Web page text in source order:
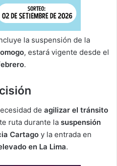
la suspensión de la
, estará vigente desde el
.
de agilizar el tránsito
ruta durante la suspensión
Cartago y la entrada en
en La Lima.